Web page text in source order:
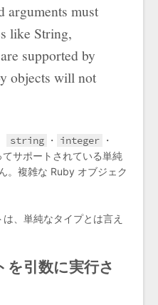
arguments must
like String,
supported by
objects will not
string ・ integer ・
サポートされている単純
。複雑な Ruby オブジェク
、単純なタイプとは言え
引数に実行さ